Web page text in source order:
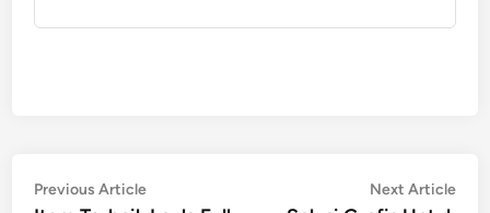
Post
Previous ArticlePrevious
Next Article